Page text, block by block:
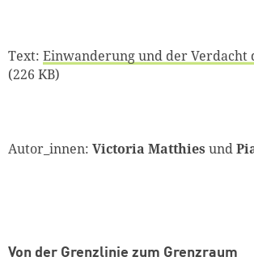
Text: Einwanderung und der Verdacht
(226 KB)
Autor_innen: Victoria Matthies und
Von der Grenzlinie zum Grenzraum